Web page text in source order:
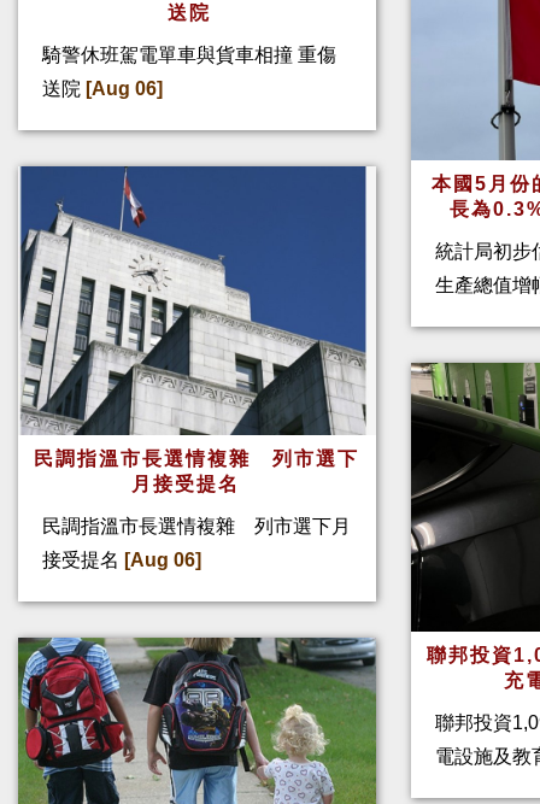
送院
騎警休班駕電單車與貨車相撞 重傷
送院 [Aug 06]
民調指溫市長選情複雜 列市選下
月接受提名
民調指溫市長選情複雜 列市選下月
接受提名 [Aug 06]
本國5月份
長為
統計局初步
生產總值增
聯邦投資
充
聯邦投資
電設施及教